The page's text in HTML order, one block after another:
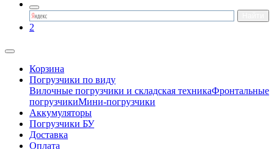
2
Корзина
Погрузчики по виду
Вилочные погрузчики и складская техникаФронтальные
погрузчикиМини-погрузчики
Аккумуляторы
Погрузчики БУ
Доставка
Оплата